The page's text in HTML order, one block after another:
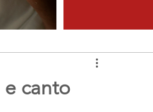
e canto